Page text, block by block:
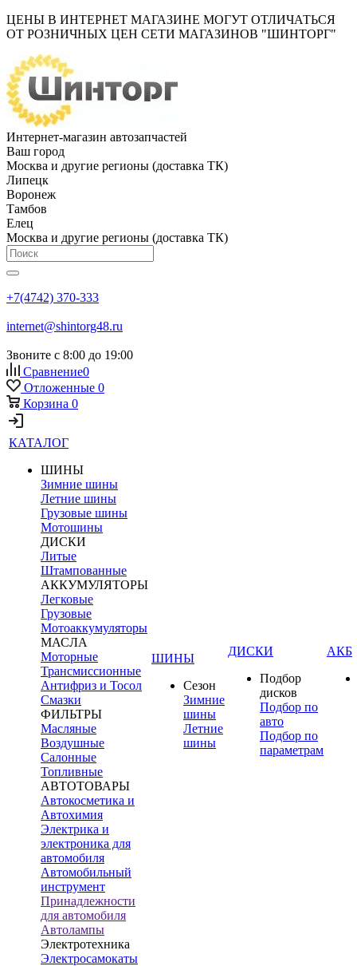
ЦЕНЫ В ИНТЕРНЕТ МАГАЗИНЕ МОГУТ ОТЛИЧАТЬСЯ
ОТ РОЗНИЧНЫХ ЦЕН СЕТИ МАГАЗИНОВ "ШИНТОРГ"
Интернет-магазин автозапчастей
Ваш город
Москва и другие регионы (доставка ТК)
Липецк
Воронеж
Тамбов
Елец
Москва и другие регионы (доставка ТК)
+7(4742) 370-333
internet@shintorg48.ru
Звоните с 8:00 до 19:00
Сравнение0
Отложенные 0
Корзина 0
КАТАЛОГ
ШИНЫ
Зимние шины
Летние шины
Грузовые шины
Мотошины
ДИСКИ
Литые
Штампованные
АККУМУЛЯТОРЫ
Легковые
Грузовые
Мотоаккумуляторы
МАСЛА
Моторные
Трансмиссионные
Антифриз и Тосол
Смазки
ФИЛЬТРЫ
Масляные
Воздушные
Салонные
Топливные
АВТОТОВАРЫ
Автокосметика и
Автохимия
Электрика и
электроника для
автомобиля
Автомобильный
инструмент
Принадлежности
для автомобиля
Автолампы
Электротехника
Электросамокаты
ШИНЫ
Сезон
Зимние
шины
Летние
шины
ДИСКИ
Подбор
дисков
Подбор по
авто
Подбор по
параметрам
АКБ